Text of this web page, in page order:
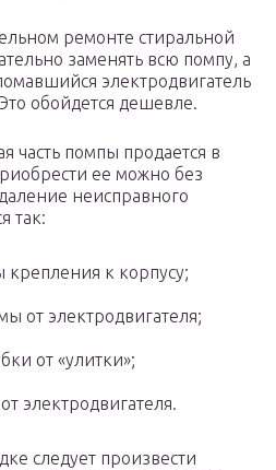
ремонте стиральной
заменять всю помпу, а
электродвигатель
обойдется дешевле.
часть помпы продается в
ее можно без
неисправного
так:
крепления к корпусу;
от электродвигателя;
от «улитки»;
электродвигателя.
следует произвести